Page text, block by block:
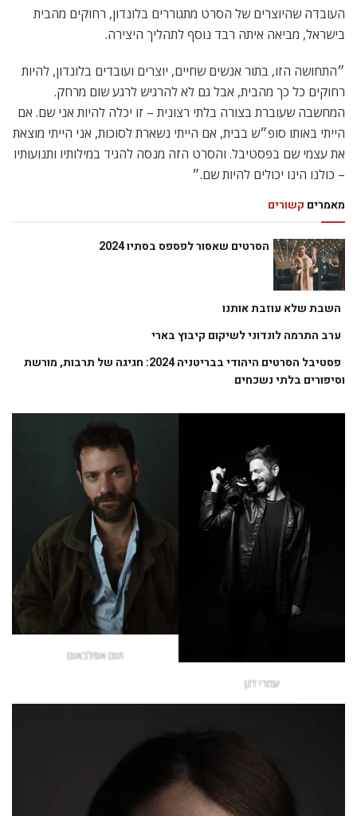
העובדה שהיוצרים של הסרט מתגוררים בלונדון, רחוקים מהבית
בישראל, מביאה איתה רבד נוסף לתהליך היצירה.
״התחושה הזו, בתור אנשים שחיים, יוצרים ועובדים בלונדון, להיות
רחוקים כל כך מהבית, אבל גם לא להרגיש לרגע שום מרחק.
המחשבה שעוברת בצורה בלתי רצונית – זו יכלה להיות אני שם. אם
הייתי באותו סופ״ש בבית, אם הייתי נשארת לסוכות, אני הייתי מוצאת
את עצמי שם בפסטיבל. והסרט הזה מנסה להגיד במילותיו ותנועותיו
– כולנו הינו יכולים להיות שם.״
מאמרים קשורים
הסרטים שאסור לפספס בסתיו 2024
השבת שלא עוזבת אותנו
ערב התרמה לונדוני לשיקום קיבוץ בארי
פסטיבל הסרטים היהודי בבריטניה 2024: חגיגה של תרבות, מורשת
וסיפורים בלתי נשכחים
עמרי דגן
תום אפלבאום